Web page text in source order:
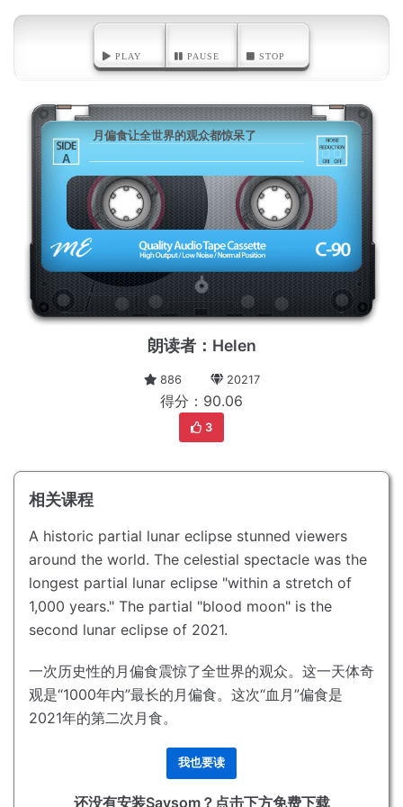
PLAY PAUSE STOP
A
月偏食让全世界的观众都惊呆了
朗读者：Helen
886 20217
得分：90.06
3
相关课程
A historic partial lunar eclipse stunned viewers
around the world. The celestial spectacle was the
longest partial lunar eclipse "within a stretch of
1,000 years." The partial "blood moon" is the
second lunar eclipse of 2021.
一次历史性的月偏食震惊了全世界的观众。 这一天体奇
观是“1000年内”最长的月偏食。 这次“血月”偏食是
2021年的第二次月食。
我也要读
还没有安装Saysom？点击下方免费下载